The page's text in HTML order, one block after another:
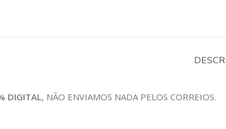
DIGITAL, NÃO ENVIAMOS NADA PELOS CORREIOS.